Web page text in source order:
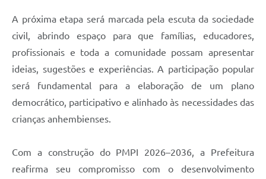
A próxima etapa será marcada pela escuta da sociedade
civil, abrindo espaço para que famílias, educadores,
profissionais e toda a comunidade possam apresentar
ideias, sugestões e experiências. A participação popular
será fundamental para a elaboração de um plano
democrático, participativo e alinhado às necessidades das
crianças anhembienses.
Com a construção do PMPI 2026–2036, a Prefeitura
reafirma seu compromisso com o desenvolvimento